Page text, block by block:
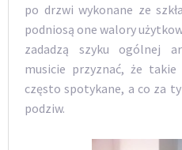
po drzwi wykonane ze
podniosą one walory
zadadzą szyku ogólnej
musicie przyznać, że
często spotykane, a co za
podziw.